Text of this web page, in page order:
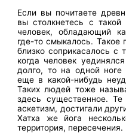
Если вы почитаете
вы столкнетесь с
человек, обладающий
где-то смыкалось. Такое
близко соприкасалось с
когда человек
долго, то на одной
еще в какой-нибудь
Таких людей тоже
здесь существенное. Те
аскетизм, достигали
Хатха же йога
территория, пересечения.